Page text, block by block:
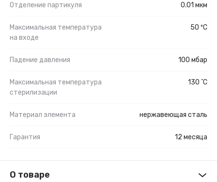
Отделение партикуля 0.01 мкм
Максимальная температура
на входе
50 ºС
Падение давления 100 мбар
Максимальная температура
стерилизации
130 ˚С
Материал элемента нержавеющая сталь
Гарантия 12 месяца
О товаре